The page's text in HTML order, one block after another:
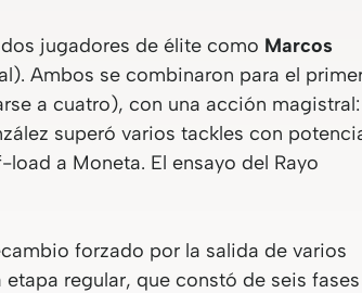
jugadores de élite como Marcos
Ambos se combinaron para el
a cuatro), con una acción
superó varios tackles con
a Moneta. El ensayo del Rayo
forzado por la salida de varios
regular, que constó de seis